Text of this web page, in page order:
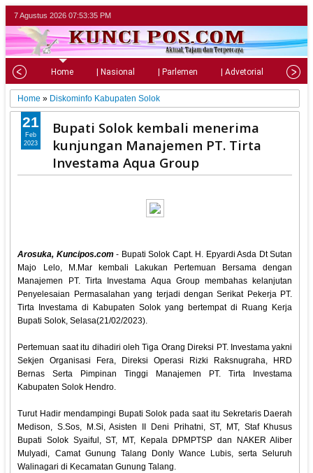
7 Agustus 2026 07:53:36 PM
Home | Nasional | Parlemen | Advetorial |
Home » Diskominfo Kabupaten Solok
Bupati Solok kembali menerima
kunjungan Manajemen PT. Tirta
Investama Aqua Group
Arosuka, Kuncipos.com- Bupati Solok Capt. H. Epyardi Asda Dt Sutan
Majo Lelo, M.Mar kembali Lakukan Pertemuan Bersama dengan
Manajemen PT. Tirta Investama Aqua Group membahas kelanjutan
Penyelesaian Permasalahan yang terjadi dengan Serikat Pekerja PT.
Tirta Investama di Kabupaten Solok yang bertempat di Ruang Kerja
Bupati Solok, Selasa(21/02/2023).
Pertemuan saat itu dihadiri oleh Tiga Orang Direksi PT. Investama yakni
Sekjen Organisasi Fera, Direksi Operasi Rizki Raksnugraha, HRD
Bernas Serta Pimpinan Tinggi Manajemen PT. Tirta Investama
Kabupaten Solok Hendro.
Turut Hadir mendampingi Bupati Solok pada saat itu Sekretaris Daerah
Medison, S.Sos, M.Si, Asisten II Deni Prihatni, ST, MT, Staf Khusus
Bupati Solok Syaiful, ST, MT, Kepala DPMPTSP dan NAKER Aliber
Mulyadi, Camat Gunung Talang Donly Wance Lubis, serta Seluruh
Walinagari di Kecamatan Gunung Talang.
21
Feb
2023